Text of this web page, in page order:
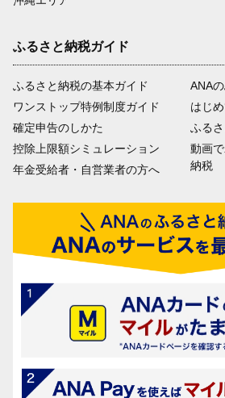
ふるさと納税ガイド
ふるさと納税の基本ガイド
ワンストップ特例制度ガイド
確定申告のしかた
控除上限額シミュレーション
年金受給者・自営業者の方へ
ANA
はじ
ふる
動画
納税